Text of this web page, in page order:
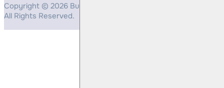
Copyright © 2026 Bulls Yatırım Menkul Değerler
All Rights Reserved.